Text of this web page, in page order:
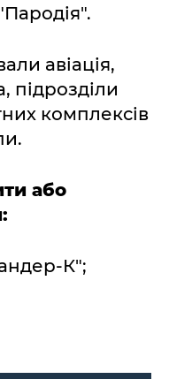
авіація,
підрозділи
комплексів
або
К";